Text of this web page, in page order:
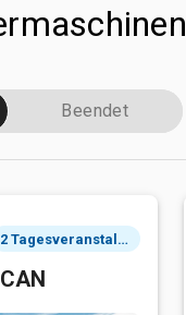
Beendet
2 Tagesveranstaltung